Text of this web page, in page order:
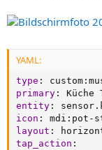
YAML:
type : custom :
primary : Küche
entity :
icon : mdi : pot -
layout :
tap_action :